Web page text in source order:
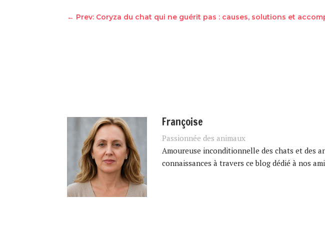
← Prev: Coryza du chat qui ne guérit pas : causes, solutions et
Françoise
Passionnée des animaux
Amoureuse inconditionnelle des chats et des
connaissances à travers ce blog dédié à nos